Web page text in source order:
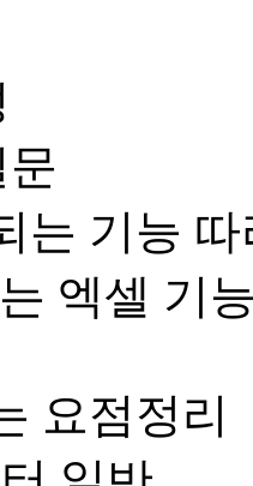
는 기능 따
엑셀 기
요점정리